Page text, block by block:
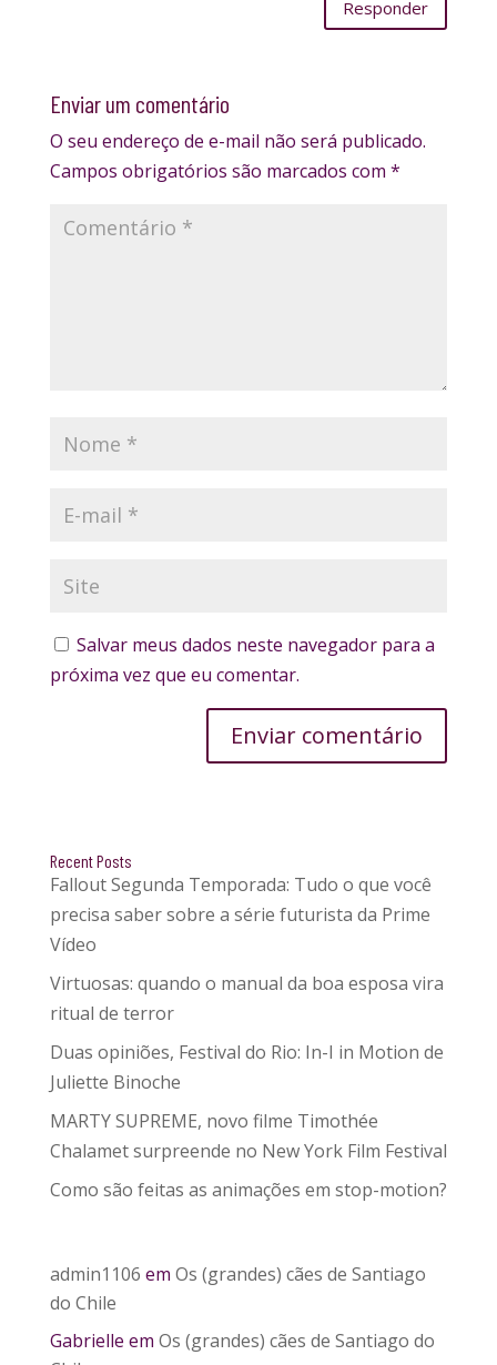
Responder
Enviar um comentário
O seu endereço de e-mail não será publicado.
Campos obrigatórios são marcados com *
Salvar meus dados neste navegador para a
próxima vez que eu comentar.
Enviar comentário
Recent Posts
Fallout Segunda Temporada: Tudo o que você
precisa saber sobre a série futurista da Prime
Vídeo
Virtuosas: quando o manual da boa esposa vira
ritual de terror
Duas opiniões, Festival do Rio: In-I in Motion de
Juliette Binoche
MARTY SUPREME, novo filme Timothée
Chalamet surpreende no New York Film Festival
Como são feitas as animações em stop-motion?
admin1106 em Os (grandes) cães de Santiago
do Chile
Gabrielle em Os (grandes) cães de Santiago do